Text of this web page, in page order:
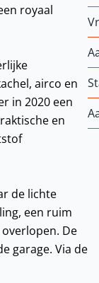
royaal
airco en
in 2020 een
en
de lichte
een ruim
De
garage. Via de